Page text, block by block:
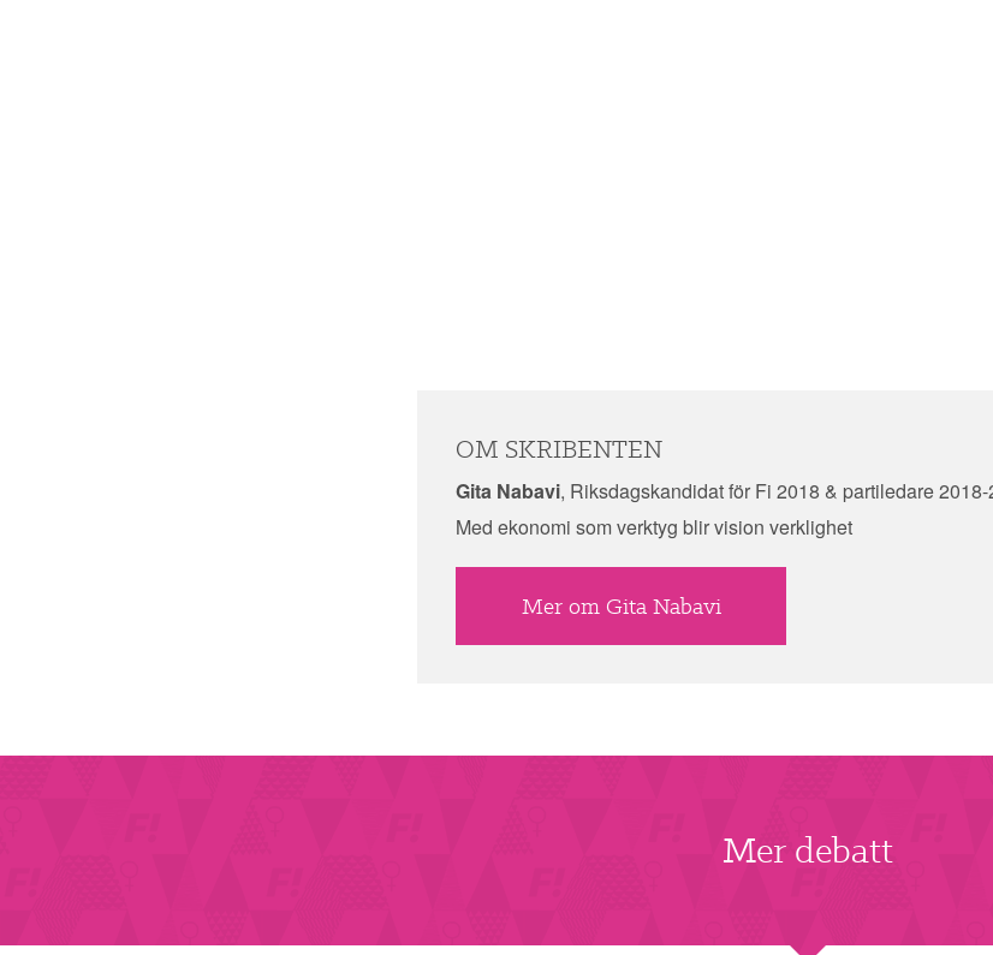
OM SKRIBENTEN
Gita Nabavi, Riksdagskandidat för Fi 2018 & partiledare
Med ekonomi som verktyg blir vision verklighet
Mer om Gita Nabavi
Mer debatt